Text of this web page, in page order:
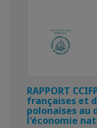
RAPPORT
françaises et
polonaises au
l'économie